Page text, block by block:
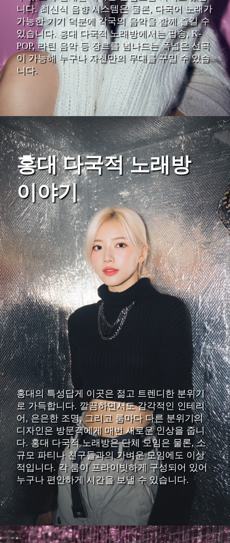
니다. 최신식 음향 시스템은 물론, 다국어 노래가
가능한 기기 덕분에 각국의 음악을 함께 즐길 수
있습니다. 홍대 다국적 노래방에서는 팝송, K-
POP, 라틴 음악 등 장르를 넘나드는 폭넓은 선곡
이 가능해 누구나 자신만의 무대를 꾸밀 수 있습
니다.
홍대 다국적 노래방
이야기
홍대의 특성답게 이곳은 젊고 트렌디한 분위기
로 가득합니다. 깔끔하면서도 감각적인 인테리
어, 은은한 조명, 그리고 룸마다 다른 분위기의
디자인은 방문객에게 매번 새로운 인상을 줍니
다. 홍대 다국적 노래방은 단체 모임은 물론, 소
규모 파티나 친구들과의 가벼운 모임에도 이상
적입니다. 각 룸이 프라이빗하게 구성되어 있어
누구나 편안하게 시간을 보낼 수 있습니다.